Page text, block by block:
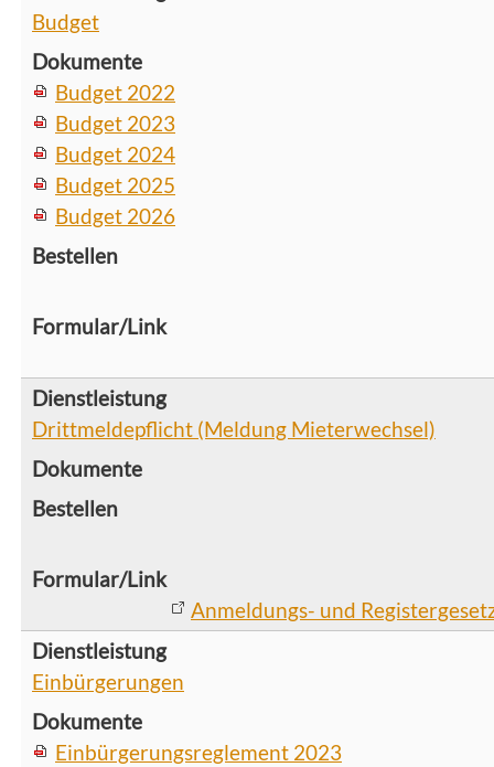
Budget
Budget 2022
Budget 2023
Budget 2024
Budget 2025
Budget 2026
Drittmeldepflicht (Meldung Mieterwechsel)
Anmeldungs- und
Einbürgerungen
Einbürgerungsreglement 2023